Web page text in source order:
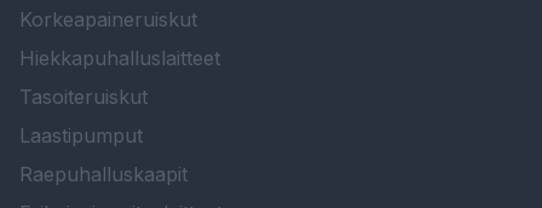
Korkeapaineruiskut
Hiekkapuhalluslaitteet
Tasoiteruiskut
Laastipumput
Raepuhalluskaapit